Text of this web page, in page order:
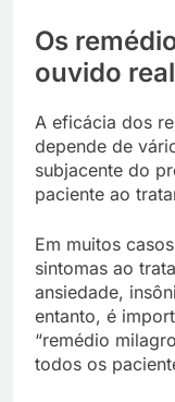
Os
ouvido
A eficácia dos
depende de
subjacente do
paciente ao
Em muitos
sintomas ao
ansiedade,
entanto, é
“remédio
todos os